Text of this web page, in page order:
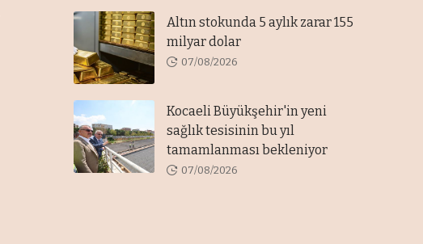
Altın stokunda 5 aylık zarar 155
milyar dolar
07/08/2026
Kocaeli Büyükşehir'in yeni
sağlık tesisinin bu yıl
tamamlanması bekleniyor
07/08/2026